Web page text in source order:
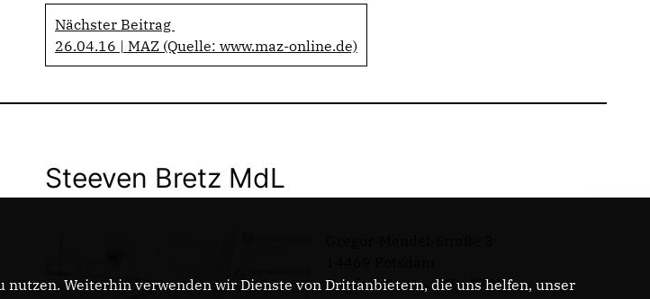
Nächster Beitrag
26.04.16 | MAZ (Quelle: www.maz-online.de)
Steeven Bretz MdL
Telefon: 0331 - 20085713
nutzen. Weiterhin verwenden wir Dienste von Drittanbietern, die uns helfen, unser